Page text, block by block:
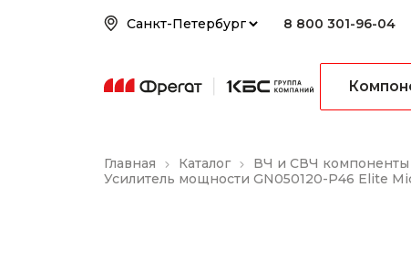
8 800 301-96-04
Главная Каталог ВЧ и СВЧ компоненты
Усилитель мощности GN050120-P46 Elite